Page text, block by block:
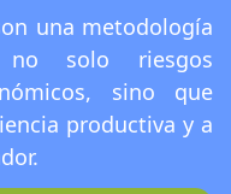
una metodología
no solo riesgos
sino que
productiva y a